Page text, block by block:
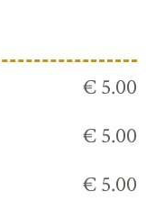
€ 5.00
€ 5.00
€ 5.00